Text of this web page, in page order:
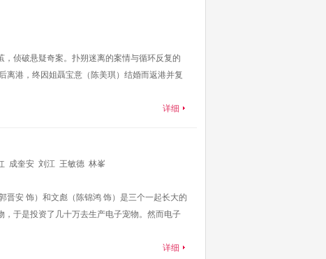
侦破悬疑奇案。扑朔迷离的案情与循环反复的
离港，终因姐聶宝意（陈美琪）结婚而返港并复
详细
成奎安 刘江 王敏德 林峯
晋安 饰）和文彪（陈锦鸿 饰）是三个一起长大的
于是投资了几十万去生产电子宠物。然而电子
详细